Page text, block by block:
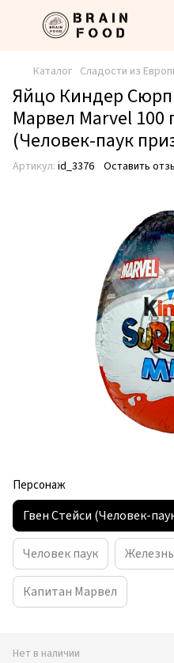
Каталог Сладости из
Яйцо Киндер
Марвел Marvel 100
(Человек-паук
Артикул: id_3376 Оставить
Персонаж
Гвен Стейси (Человек-
Человек паук
Капитан Марвел
Нет в наличии